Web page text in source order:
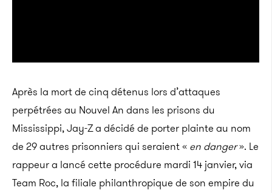
Après la mort de cinq détenus lors d’attaques
perpétrées au Nouvel An dans les prisons du
Mississippi, Jay-Z a décidé de porter plainte au nom
de 29 autres prisonniers qui seraient « en danger». Le
rappeur a lancé cette procédure mardi 14 janvier, via
Team Roc, la filiale philanthropique de son empire du